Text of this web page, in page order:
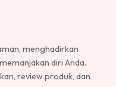
menghadirkan
diri Anda.
review produk, dan